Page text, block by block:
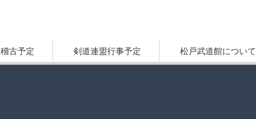
稽古予定 剣道連盟行事予定 松戸武道館について